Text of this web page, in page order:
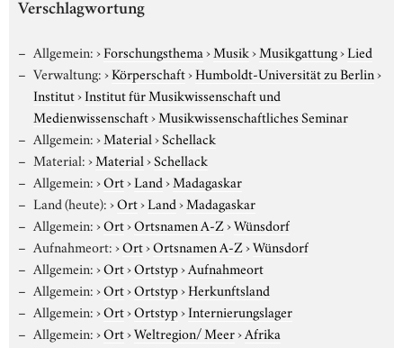
Verschlagwortung
Allgemein:›Forschungsthema›Musik›Musikgattung›Lied
Verwaltung:›Körperschaft›Humboldt-Universität zu Berlin›
Institut›Institut für Musikwissenschaft und
Medienwissenschaft›Musikwissenschaftliches Seminar
Allgemein:›Material›Schellack
Material:›Material›Schellack
Allgemein:›Ort›Land›Madagaskar
Land (heute):›Ort›Land›Madagaskar
Allgemein:›Ort›Ortsnamen A-Z›Wünsdorf
Aufnahmeort:›Ort›Ortsnamen A-Z›Wünsdorf
Allgemein:›Ort›Ortstyp›Aufnahmeort
Allgemein:›Ort›Ortstyp›Herkunftsland
Allgemein:›Ort›Ortstyp›Internierungslager
Allgemein:›Ort›Weltregion/ Meer›Afrika